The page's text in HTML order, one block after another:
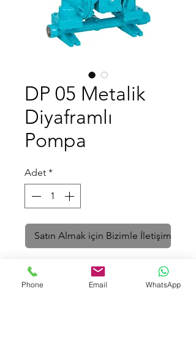
DP 05 Metalik
Diyaframlı
Pompa
Adet *
Satın Almak için Bizimle İletişime
Metal Gövdeli Pompalar
Phone Email WhatsApp